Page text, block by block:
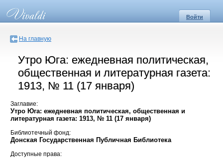
Войти
На главную
Утро Юга: ежедневная политическая,
общественная и литературная газета:
1913, № 11 (17 января)
Заглавие:
Утро Юга: ежедневная политическая, общественная и
литературная газета: 1913, № 11 (17 января)
Библиотечный фонд:
Донская Государственная Публичная Библиотека
Доступные права: